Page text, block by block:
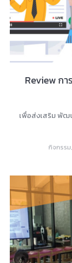
Review ก
เพื่อส่งเสริม พัฒ
กิจกรรม,